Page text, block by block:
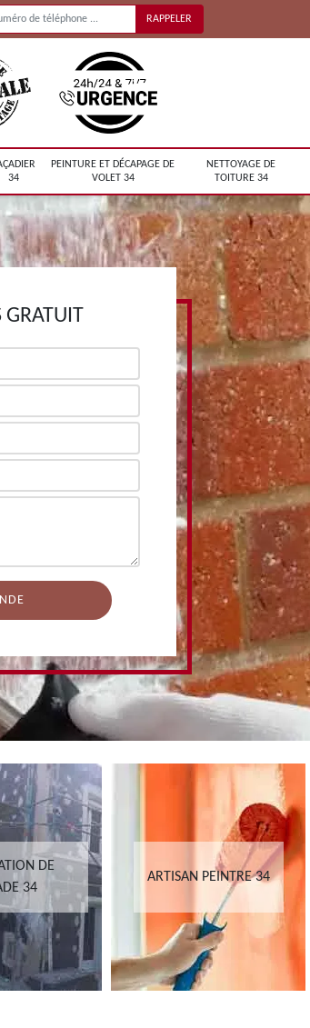
34
PEINTURE ET DÉCAPAGE DE
VOLET 34
NETTOYAGE DE
TOITURE 34
DE
34
ARTISAN PEINTRE 34